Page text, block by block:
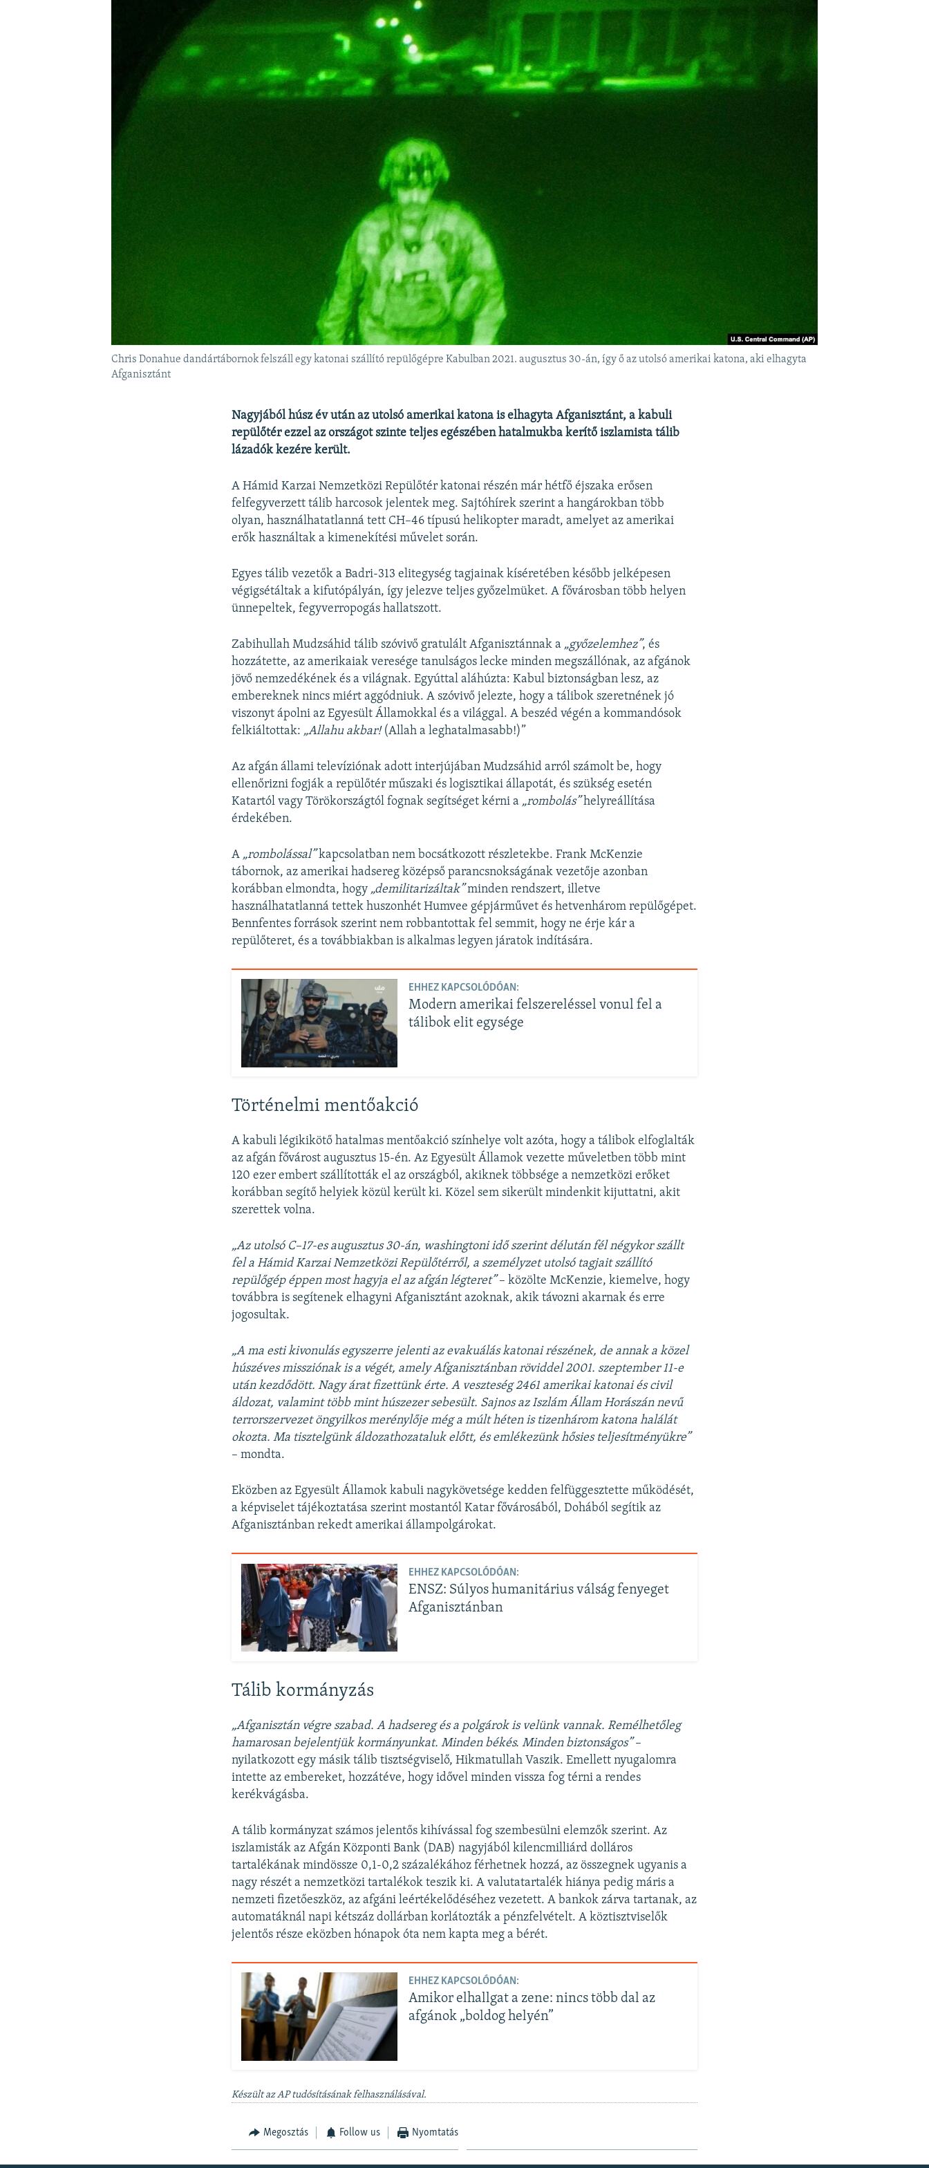
Chris Donahue dandártábornok felszáll egy katonai szállító repülőgépre Kabulban 2021. augusztus 30-án, így ő az utolsó amerikai katona, aki elhagyta
Afganisztánt
Nagyjából húsz év után az utolsó amerikai katona is elhagyta Afganisztánt, a kabuli
repülőtér ezzel az országot szinte teljes egészében hatalmukba kerítő iszlamista tálib
lázadók kezére került.
A Hámid Karzai Nemzetközi Repülőtér katonai részén már hétfő éjszaka erősen
felfegyverzett tálib harcosok jelentek meg. Sajtóhírek szerint a hangárokban több
olyan, használhatatlanná tett CH–46 típusú helikopter maradt, amelyet az amerikai
erők használtak a kimenekítési művelet során.
Egyes tálib vezetők a Badri-313 elitegység tagjainak kíséretében később jelképesen
végigsétáltak a kifutópályán, így jelezve teljes győzelmüket. A fővárosban több helyen
ünnepeltek, fegyverropogás hallatszott.
Zabihullah Mudzsáhid tálib szóvivő gratulált Afganisztánnak a „győzelemhez”, és
hozzátette, az amerikaiak veresége tanulságos lecke minden megszállónak, az afgánok
jövő nemzedékének és a világnak. Egyúttal aláhúzta: Kabul biztonságban lesz, az
embereknek nincs miért aggódniuk. A szóvivő jelezte, hogy a tálibok szeretnének jó
viszonyt ápolni az Egyesült Államokkal és a világgal. A beszéd végén a kommandósok
felkiáltottak: „Allahu akbar! (Allah a leghatalmasabb!)”
Az afgán állami televíziónak adott interjújában Mudzsáhid arról számolt be, hogy
ellenőrizni fogják a repülőtér műszaki és logisztikai állapotát, és szükség esetén
Katartól vagy Törökországtól fognak segítséget kérni a „rombolás”helyreállítása
érdekében.
A „rombolással”kapcsolatban nem bocsátkozott részletekbe. Frank McKenzie
tábornok, az amerikai hadsereg középső parancsnokságának vezetője azonban
korábban elmondta, hogy „demilitarizáltak”minden rendszert, illetve
használhatatlanná tettek huszonhét Humvee gépjárművet és hetvenhárom repülőgépet.
Bennfentes források szerint nem robbantottak fel semmit, hogy ne érje kár a
repülőteret, és a továbbiakban is alkalmas legyen járatok indítására.
EHHEZ KAPCSOLÓDÓAN:
Modern amerikai felszereléssel vonul fel a
tálibok elit egysége
Történelmi mentőakció
A kabuli légikikötő hatalmas mentőakció színhelye volt azóta, hogy a tálibok elfoglalták
az afgán fővárost augusztus 15-én. Az Egyesült Államok vezette műveletben több mint
120 ezer embert szállították el az országból, akiknek többsége a nemzetközi erőket
korábban segítő helyiek közül került ki. Közel sem sikerült mindenkit kijuttatni, akit
szerettek volna.
„Az utolsó C–17-es augusztus 30-án, washingtoni idő szerint délután fél négykor szállt
fel a Hámid Karzai Nemzetközi Repülőtérről, a személyzet utolsó tagjait szállító
repülőgép éppen most hagyja el az afgán légteret”– közölte McKenzie, kiemelve, hogy
továbbra is segítenek elhagyni Afganisztánt azoknak, akik távozni akarnak és erre
jogosultak.
„A ma esti kivonulás egyszerre jelenti az evakuálás katonai részének, de annak a közel
húszéves missziónak is a végét, amely Afganisztánban röviddel 2001. szeptember 11-e
után kezdődött. Nagy árat fizettünk érte. A veszteség 2461 amerikai katonai és civil
áldozat, valamint több mint húszezer sebesült. Sajnos az Iszlám Állam Horászán nevű
terrorszervezet öngyilkos merénylője még a múlt héten is tizenhárom katona halálát
okozta. Ma tisztelgünk áldozathozataluk előtt, és emlékezünk hősies teljesítményükre”
– mondta.
Eközben az Egyesült Államok kabuli nagykövetsége kedden felfüggesztette működését,
a képviselet tájékoztatása szerint mostantól Katar fővárosából, Dohából segítik az
Afganisztánban rekedt amerikai állampolgárokat.
EHHEZ KAPCSOLÓDÓAN:
ENSZ: Súlyos humanitárius válság fenyeget
Afganisztánban
Tálib kormányzás
„Afganisztán végre szabad. A hadsereg és a polgárok is velünk vannak. Remélhetőleg
hamarosan bejelentjük kormányunkat. Minden békés. Minden biztonságos”–
nyilatkozott egy másik tálib tisztségviselő, Hikmatullah Vaszik. Emellett nyugalomra
intette az embereket, hozzátéve, hogy idővel minden vissza fog térni a rendes
kerékvágásba.
A tálib kormányzat számos jelentős kihívással fog szembesülni elemzők szerint. Az
iszlamisták az Afgán Központi Bank (DAB) nagyjából kilencmilliárd dolláros
tartalékának mindössze 0,1-0,2 százalékához férhetnek hozzá, az összegnek ugyanis a
nagy részét a nemzetközi tartalékok teszik ki. A valutatartalék hiánya pedig máris a
nemzeti fizetőeszköz, az afgáni leértékelődéséhez vezetett. A bankok zárva tartanak, az
automatáknál napi kétszáz dollárban korlátozták a pénzfelvételt. A köztisztviselők
jelentős része eközben hónapok óta nem kapta meg a bérét.
EHHEZ KAPCSOLÓDÓAN:
Amikor elhallgat a zene: nincs több dal az
afgánok „boldog helyén”
Készült az AP tudósításának felhasználásával.
Megosztás Follow us Nyomtatás